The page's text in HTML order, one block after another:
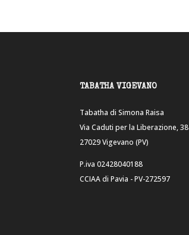
TABATHA VIGEVANO
Tabatha di Simona Raisa
Via Caduti per la Liberazione, 38
27029 Vigevano (PV)
P.iva 02428040188
CCIAA di Pavia - PV-272597